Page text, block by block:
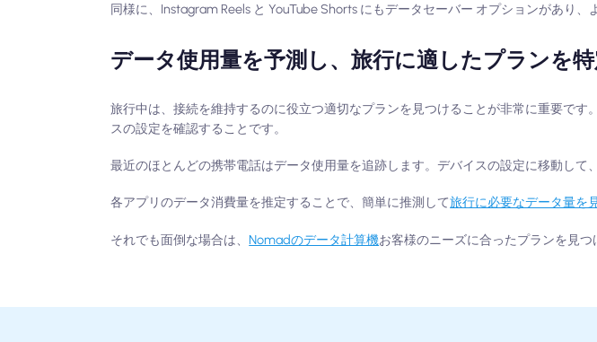
同様に、Instagram Reels と YouTube Shorts にもデータセーバー オプションがあり、
データ使用量を予測し、旅行に適したプランを
旅行中は、接続を維持するのに役立つ適切なプランを見つけることが非常に重要です
スの設定を確認することです。
最近のほとんどの携帯電話はデータ使用量を追跡します。デバイスの設定に移動して
各アプリのデータ消費量を推定することで、簡単に推測して旅行に必要なデータ量を
それでも面倒な場合は、Nomadのデータ計算機お客様のニーズに合ったプランを見つ